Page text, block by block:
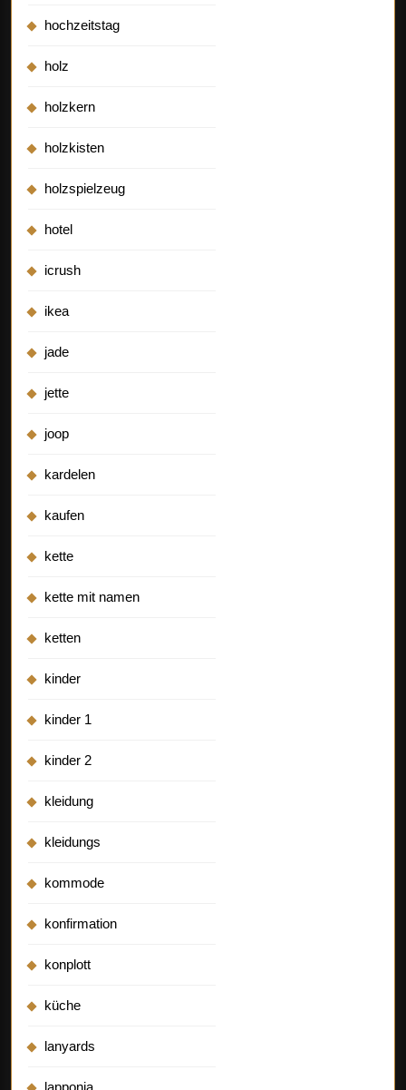
hochzeitstag
holz
holzkern
holzkisten
holzspielzeug
hotel
icrush
ikea
jade
jette
joop
kardelen
kaufen
kette
kette mit namen
ketten
kinder
kinder 1
kinder 2
kleidung
kleidungs
kommode
konfirmation
konplott
küche
lanyards
lapponia